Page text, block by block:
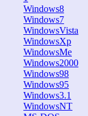
Windows8
Windows7
WindowsVista
WindowsXp
WindowsMe
Windows2000
Windows98
Windows95
Windows3.1
WindowsNT